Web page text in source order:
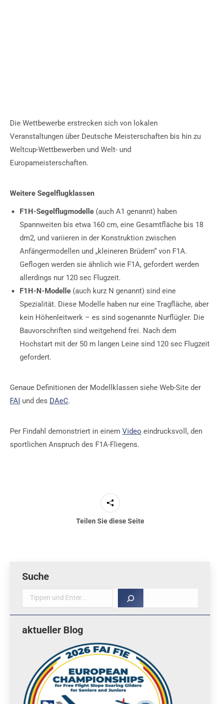
Die Wettbewerbe erstrecken sich von lokalen
Veranstaltungen über Deutsche Meisterschaften bis hin zu
Weltcup-Wettbewerben und Welt- und
Europameisterschaften.
Weitere Segelflugklassen
F1H-Segelflugmodelle (auch A1 genannt) haben
Spannweiten bis etwa 160 cm, eine Gesamtfläche bis 18
dm2, und variieren in der Konstruktion zwischen
Anfängermodellen und „kleineren Brüdern“ von F1A.
Geflogen werden sie ähnlich wie F1A, gefordert werden
allerdings nur 120 sec Flugzeit.
F1H-N-Modelle (auch kurz N genannt) sind eine
Spezialität. Diese Modelle haben nur eine Tragfläche, aber
kein Höhenleitwerk – es sind sogenannte Nurflügler. Die
Bauvorschriften sind weitgehend frei. Nach dem
Hochstart mit der 50 m langen Leine sind 120 sec Flugzeit
gefordert.
Genaue Definitionen der Modellklassen siehe Web-Site der
FAI und des DAeC.
Per Findahl demonstriert in einem Video eindrucksvoll, den
sportlichen Anspruch des F1A-Fliegens.
Teilen Sie diese Seite
Suche
Suche
aktueller Blog